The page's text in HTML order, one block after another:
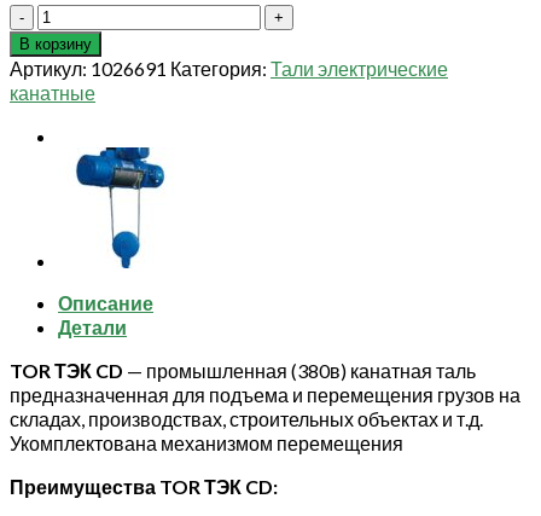
Количество
товара
Таль
электрическая
TOR
ТЭК
м
(серия
В корзину
Артикул: 1026691 Категория: Тали электрические
канатные
Описание
Детали
TOR ТЭК CD — промышленная (380в) канатная таль
предназначенная для подъема и перемещения грузов на
складах, производствах, строительных объектах и т.д.
Укомплектована механизмом перемещения
Преимущества TOR ТЭК CD: